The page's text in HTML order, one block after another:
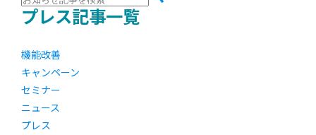
プレス記事一覧
機能改善
キャンペーン
セミナー
ニュース
プレス